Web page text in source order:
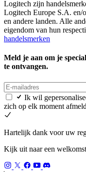
Logitech zijn
Logitech Europe S.A. en/
en andere landen. Alle
eigendom van hun
handelsmerken
Meld je aan om je
te ontvangen.
Ik wil
zich op elk moment
Hartelijk dank voor uw
Kijk uit naar een